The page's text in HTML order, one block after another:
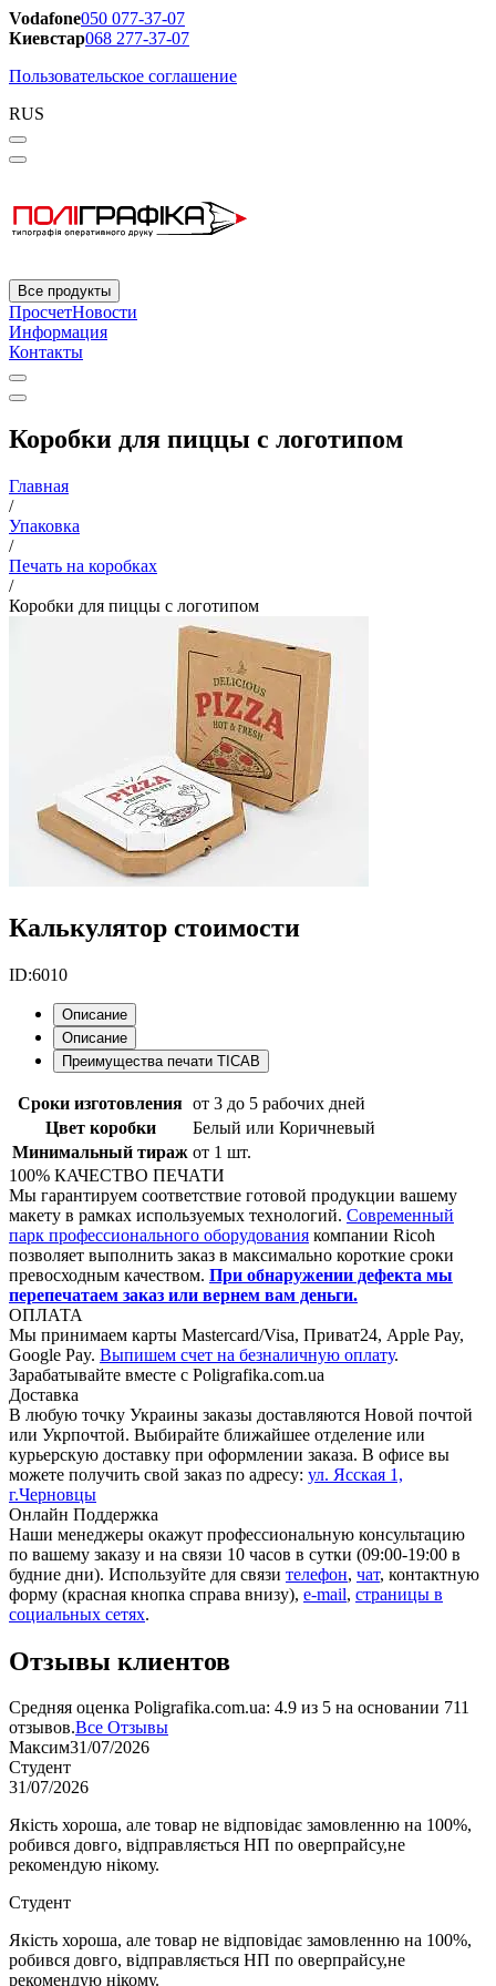
Vodafone050 077-37-07
Киевстар068 277-37-07
Пользовательское соглашение
RUS
Все продукты
ПросчетНовости
Информация
Контакты
Коробки для пиццы с логотипом
Главная
/
Упаковка
/
Печать на коробках
/
Коробки для пиццы с логотипом
Калькулятор стоимости
ID:6010
Описание
Описание
Преимущества печати TICAB
Сроки изготовления от 3 до 5 рабочих дней
Цвет коробки
Белый или Коричневый
Минимальный тираж от 1 шт.
100% КАЧЕСТВО ПЕЧАТИ
Мы гарантируем соответствие готовой продукции вашему
макету в рамках используемых технологий. Современный
парк профессионального оборудования компании Ricoh
позволяет выполнить заказ в максимально короткие сроки
превосходным качеством. При обнаружении дефекта мы
перепечатаем заказ или вернем вам деньги.
ОПЛАТА
Мы принимаем карты Mastercard/Visa, Приват24, Apple Pay,
Google Pay. Выпишем счет на безналичную оплату.
Зарабатывайте вместе с Poligrafika.com.ua
Доставка
В любую точку Украины заказы доставляются Новой почтой
или Укрпочтой. Выбирайте ближайшее отделение или
курьерскую доставку при оформлении заказа. В офисе вы
можете получить свой заказ по адресу: ул. Ясcкая 1,
г.Черновцы
Онлайн Поддержка
Наши менеджеры окажут профессиональную консультацию
по вашему заказу и на связи 10 часов в сутки (09:00-19:00 в
будние дни). Используйте для связи телефон, чат, контактную
форму (красная кнопка справа внизу), e-mail, страницы в
социальных сетях.
Отзывы клиентов
Средняя оценка Poligrafika.com.ua: 4.9 из 5 на основании 711
отзывов.Все Отзывы
Максим31/07/2026
Студент
31/07/2026
Якість хороша, але товар не відповідає замовленню на 100%,
робився довго, відправляється НП по оверпрайсу,не
рекомендую нікому.
Студент
Якість хороша, але товар не відповідає замовленню на 100%,
робився довго, відправляється НП по оверпрайсу,не
рекомендую нікому.